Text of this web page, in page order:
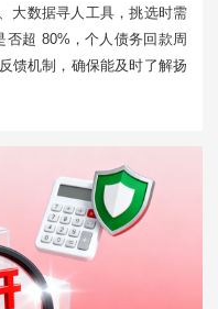
大数据寻人工具，挑选时需
超 80%，个人债务回款周
馈机制，确保能及时了解扬